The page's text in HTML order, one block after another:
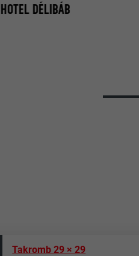
HOTEL DÉLIBÁB
Takromb 29 × 29